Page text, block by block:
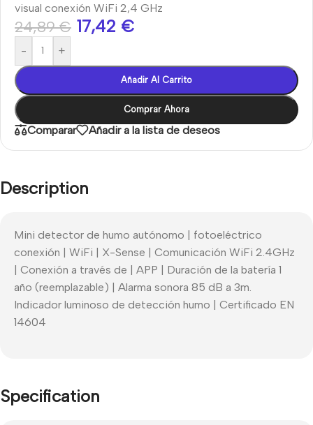
visual conexión WiFi 2,4 GHz
24,89€ 17,42 €
- +
Añadir Al Carrito
Comprar Ahora
Comparar Añadir a la lista de deseos
Description
Mini detector de humo autónomo | fotoeléctrico
conexión | WiFi | X-Sense | Comunicación WiFi 2.4GHz
| Conexión a través de | APP | Duración de la batería 1
año (reemplazable) | Alarma sonora 85 dB a 3m.
Indicador luminoso de detección humo | Certificado EN
14604
Specification